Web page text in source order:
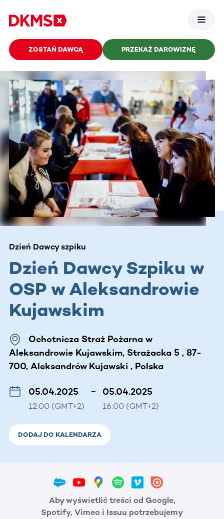
ZOSTAŃ DAWCĄ PRZEKAŻ DAROWIZNĘ
Dzień Dawcy szpiku
Dzień Dawcy Szpiku w
OSP w Aleksandrowie
Kujawskim
Ochotnicza Straż Pożarna w
Aleksandrowie Kujawskim, Strażacka 5 , 87-
700, Aleksandrów Kujawski , Polska
05.04.2025
12:00 (GMT+2)
– 05.04.2025
16:00 (GMT+2)
DODAJ DO KALENDARZA
Aby wyświetlić treści od Google,
Spotify, Vimeo i Issuu potrzebujemy